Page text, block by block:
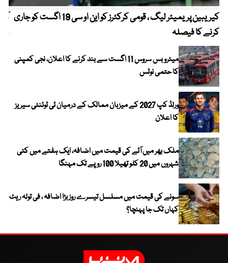
کیریبین پریمیئر لیگ ، قومی کرکٹرز کو این او سی 19 اگست کو جاری
کرنے کا فیصلہ
میٹرو بس سروس 11 اگست سے بند کرنے کا اعلان، نجی کمپنی
کا حتمی نوٹس
ورلڈ کپ 2027 کے میزبان ممالک کے درمیان ٹی ٹوئنٹی سیریز
کا اعلان
ملک بھر میں آٹے کی قیمت میں اضافہ، ایک ہفتے میں کئی
شہروں میں 20 کلو تھیلا 100 روپے تک مہنگا
سونے کی قیمت میں مسلسل تیسرے روز بڑا اضافہ ، فی تولہ ریٹ
کہاں تک جا پہنچا؟